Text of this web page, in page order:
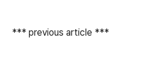
*** previous article ***